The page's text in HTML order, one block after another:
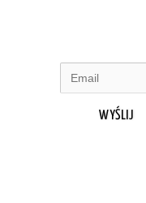
WYŚLIJ